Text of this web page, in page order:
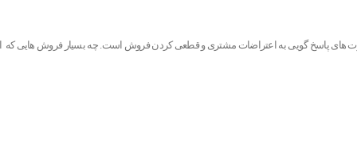
پاسخ گویی به اعتراضات مشتری و قطعی کردن فروش است. چه بسیار فروش هایی که از